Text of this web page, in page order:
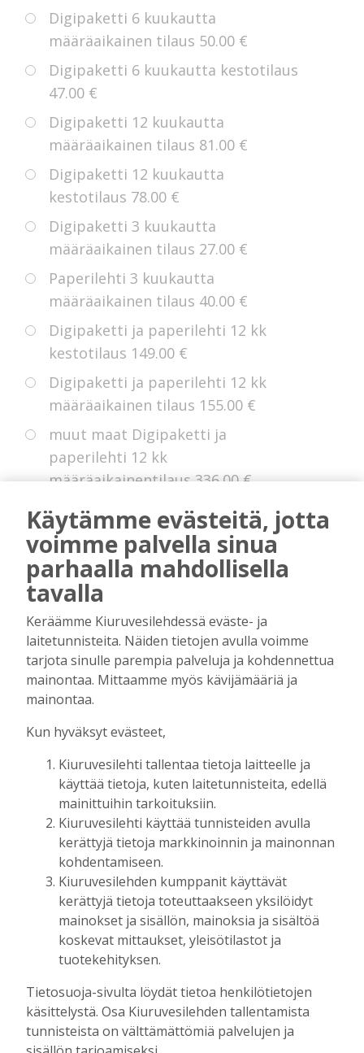
Digipaketti 6 kuukautta
määräaikainen tilaus 50.00 €
Digipaketti 6 kuukautta kestotilaus
47.00 €
Digipaketti 12 kuukautta
määräaikainen tilaus 81.00 €
Digipaketti 12 kuukautta
kestotilaus 78.00 €
Digipaketti 3 kuukautta
määräaikainen tilaus 27.00 €
Paperilehti 3 kuukautta
määräaikainen tilaus 40.00 €
Digipaketti ja paperilehti 12 kk
kestotilaus 149.00 €
Digipaketti ja paperilehti 12 kk
määräaikainen tilaus 155.00 €
muut maat Digipaketti ja
paperilehti 12 kk
määräaikainentilaus336.00 €
Eurooppa Digipaketti ja paperilehti
12 kk kestotilaus 225.00 €
ole ollut digitilausta voimassa edellisten 14
kuukauden aikana.
Tilausten sisältö
DigitilaussisältääKiuruvesilehti.fi
uutisvirran, uudet näköislehdet,
näköislehtien arkiston ja tulevaisuudessa
sähköpostiin lähetettävän uutiskirjeen.
Digitilaukseen kuuluva Kiuruvesi-lehden
näköislehtijulkaistaan tiistai-iltaisin klo 20
osoitteessa kiuruvesilehti.fi/nakoislehti.
Paperilehtitilaussisältää joka viikko
(paitsi vko 52) ilmestyvän paperilehden
julkaisemat erikois- ja liitelehdet.
Jos sinulla on kysymyksiä kansainvälisistä
Käytämme evästeitä, jotta
voimme palvella sinua
parhaalla mahdollisella
tavalla
Keräämme Kiuruvesilehdessä eväste- ja
laitetunnisteita. Näiden tietojen avulla voimme
tarjota sinulle parempia palveluja ja kohdennettua
mainontaa. Mittaamme myös kävijämääriä ja
mainontaa.
Kun hyväksyt evästeet,
Kiuruvesilehti tallentaa tietoja laitteelle ja
käyttää tietoja, kuten laitetunnisteita, edellä
mainittuihin tarkoituksiin.
Kiuruvesilehti käyttää tunnisteiden avulla
kerättyjä tietoja markkinoinnin ja mainonnan
kohdentamiseen.
Kiuruvesilehden kumppanit käyttävät
kerättyjä tietoja toteuttaakseen yksilöidyt
mainokset ja sisällön, mainoksia ja sisältöä
koskevat mittaukset, yleisötilastot ja
tuotekehityksen.
Tietosuoja-sivulta löydät tietoa henkilötietojen
käsittelystä. Osa Kiuruvesilehden tallentamista
tunnisteista on välttämättömiä palvelujen ja